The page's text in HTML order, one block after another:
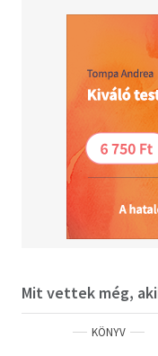
Mit vettek még,
KÖNYV